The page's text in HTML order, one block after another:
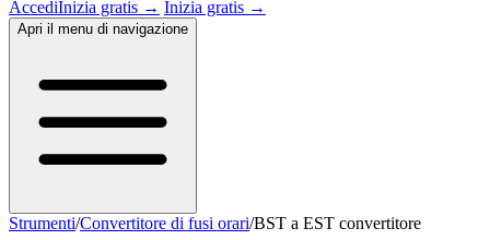
AccediInizia gratis → Inizia gratis →
Apri il menu di navigazione
Strumenti/Convertitore di fusi orari/BST a EST convertitore